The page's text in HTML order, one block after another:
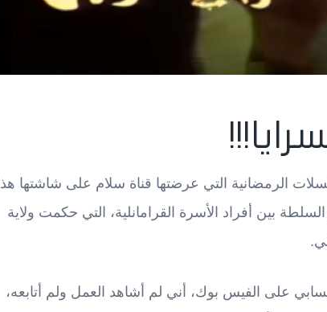
الرمضانية التي عرضتها قناة سلام على شاشتها هذا
بين أفراد الأسرة القرامانلية، التي حكمت ولاية
على الفيس بوك، أني لم أشاهد العمل ولم أتابعه،